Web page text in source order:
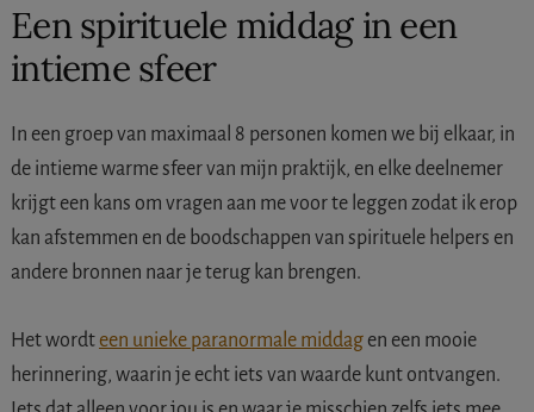
Een spirituele middag in een
intieme sfeer
In een groep van maximaal 8 personen komen we bij elkaar, in
de intieme warme sfeer van mijn praktijk, en elke deelnemer
krijgt een kans om vragen aan me voor te leggen zodat ik erop
kan afstemmen en de boodschappen van spirituele helpers en
andere bronnen naar je terug kan brengen.
Het wordteen unieke paranormale middag en een mooie
herinnering, waarin je echt iets van waarde kunt ontvangen.